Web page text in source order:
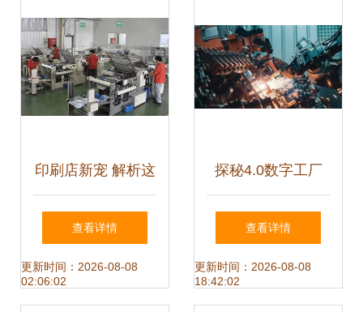
印刷店新宠 解析这
款系统引言的特别
之处
查看详情
更新时间：2026-08-08
02:06:02
探秘4.0数字工厂
“造车新实力”岚图
有何不同？——程
查看详情
更新时间：2026-08-08
18:42:02